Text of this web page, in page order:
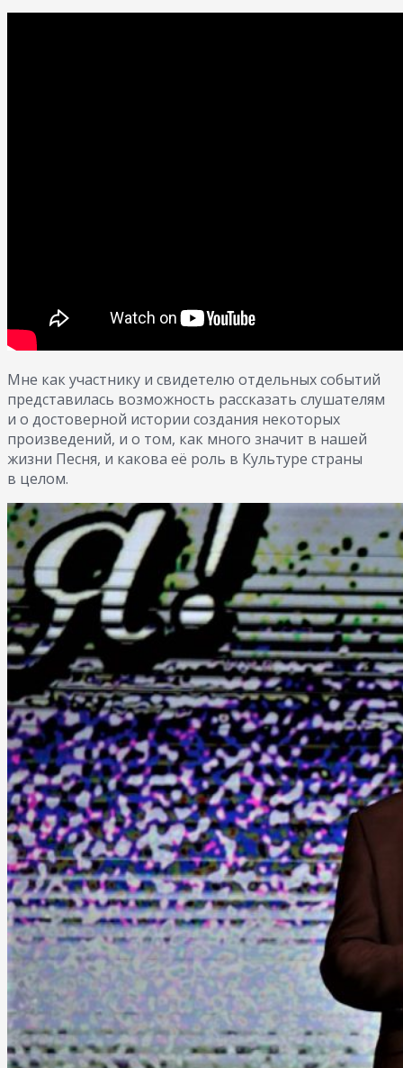
Мне как участнику и свидетелю отдельных событий
представилась возможность рассказать слушателям
и о достоверной истории создания некоторых
произведений, и о том, как много значит в нашей
жизни Песня, и какова её роль в Культуре страны
в целом.